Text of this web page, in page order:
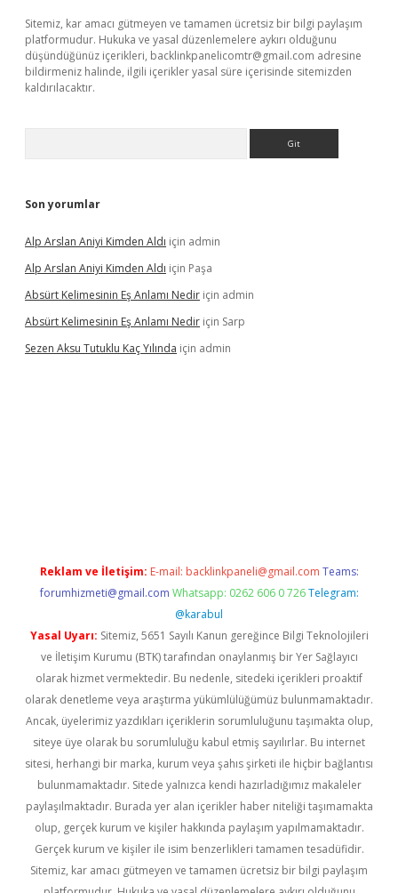
Sitemiz, kar amacı gütmeyen ve tamamen ücretsiz bir bilgi paylaşım
platformudur. Hukuka ve yasal düzenlemelere aykırı olduğunu
düşündüğünüz içerikleri, backlinkpanelicomtr@gmail.com adresine
bildirmeniz halinde, ilgili içerikler yasal süre içerisinde sitemizden
kaldırılacaktır.
Son yorumlar
Alp Arslan Aniyi Kimden Aldı için admin
Alp Arslan Aniyi Kimden Aldı için Paşa
Absürt Kelimesinin Eş Anlamı Nedir için admin
Absürt Kelimesinin Eş Anlamı Nedir için Sarp
Sezen Aksu Tutuklu Kaç Yılında için admin
Reklam ve İletişim: E-mail: backlinkpaneli@gmail.com Teams:
forumhizmeti@gmail.com Whatsapp: 0262 606 0 726 Telegram:
@karabul
Yasal Uyarı: Sitemiz, 5651 Sayılı Kanun gereğince Bilgi Teknolojileri
ve İletişim Kurumu (BTK) tarafından onaylanmış bir Yer Sağlayıcı
olarak hizmet vermektedir. Bu nedenle, sitedeki içerikleri proaktif
olarak denetleme veya araştırma yükümlülüğümüz bulunmamaktadır.
Ancak, üyelerimiz yazdıkları içeriklerin sorumluluğunu taşımakta olup,
siteye üye olarak bu sorumluluğu kabul etmiş sayılırlar. Bu internet
sitesi, herhangi bir marka, kurum veya şahıs şirketi ile hiçbir bağlantısı
bulunmamaktadır. Sitede yalnızca kendi hazırladığımız makaleler
paylaşılmaktadır. Burada yer alan içerikler haber niteliği taşımamakta
olup, gerçek kurum ve kişiler hakkında paylaşım yapılmamaktadır.
Gerçek kurum ve kişiler ile isim benzerlikleri tamamen tesadüfidir.
Sitemiz, kar amacı gütmeyen ve tamamen ücretsiz bir bilgi paylaşım